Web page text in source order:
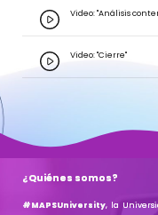
Video: "Análisis
Video: "Cierre"
¿Quiénes somos?
#MAPSUniversity, la